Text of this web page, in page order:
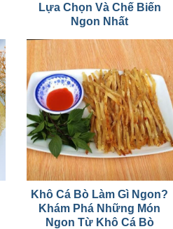
Lựa Chọn Và Chế Biến
Ngon Nhất
Khô Cá Bò Làm Gì Ngon?
Khám Phá Những Món
Ngon Từ Khô Cá Bò